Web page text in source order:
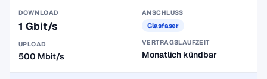
DOWNLOAD
1 Gbit/s
UPLOAD
500 Mbit/s
ANSCHLUSS
Glasfaser
VERTRAGSLAUFZEIT
Monatlich kündbar